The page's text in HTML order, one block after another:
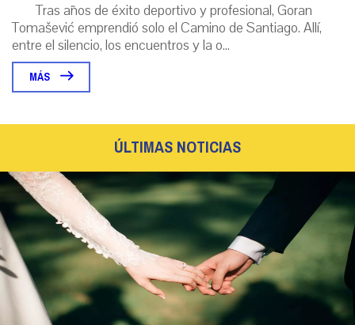
Tras años de éxito deportivo y profesional, Goran
Tomašević emprendió solo el Camino de Santiago. Allí,
entre el silencio, los encuentros y la o...
MÁS
ÚLTIMAS NOTICIAS